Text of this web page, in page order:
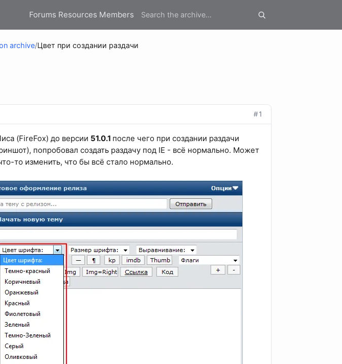
Forums Resources Members
archive/Цвет при создании раздачи
#1
(FireFox) до версии 51.0.1 после чего при создании раздачи
попробовал создать раздачу под IE - всё нормально. Может
то изменить, что бы всё стало нормально.